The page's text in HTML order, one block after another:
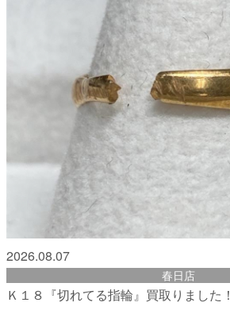
2026.08.07
春日店
Ｋ１８『切れてる指輪』買取りました！